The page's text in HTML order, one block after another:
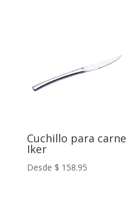
Cuchillo para carne
Iker
Desde $ 158.95